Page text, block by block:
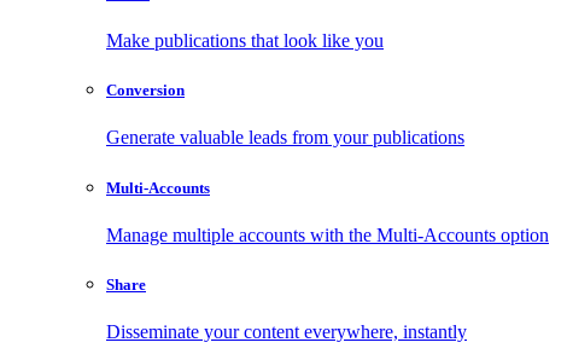
Make publications that look like you
Conversion
Generate valuable leads from your publications
Multi-Accounts
Manage multiple accounts with the Multi-Accounts option
Share
Disseminate your content everywhere, instantly